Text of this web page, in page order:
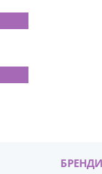
БРЕНДИ